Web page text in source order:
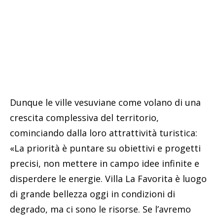
Dunque le ville vesuviane come volano di una
crescita complessiva del territorio,
cominciando dalla loro attrattività turistica:
«La priorità è puntare su obiettivi e progetti
precisi, non mettere in campo idee infinite e
disperdere le energie. Villa La Favorita è luogo
di grande bellezza oggi in condizioni di
degrado, ma ci sono le risorse. Se l’avremo